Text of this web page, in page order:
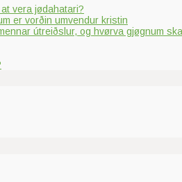
vera jødahatari?
er vorðin umvendur kristin
útreiðslur, og hvørva gjøgnum